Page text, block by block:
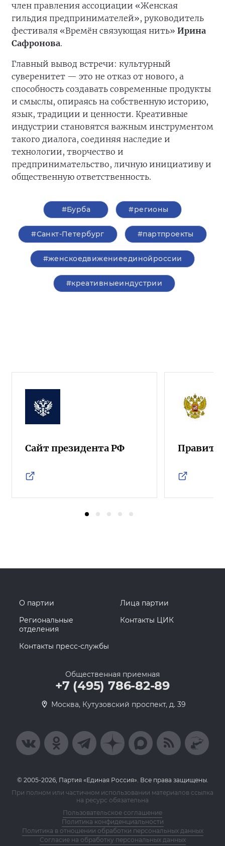
член правления ассоциации «Женская
гильдия предпринимателей», руководитель
фестиваля «Времён связующая нить» Ирина
Сафронова.
Главный вывод встречи: культурный
суверенитет — это не отказ от нового, а
способность создавать современные продукты
и смыслы, опираясь на собственную историю,
язык, традиции и ценности. Креативные
индустрии становятся важным инструментом
такого диалога, соединяя наследие и
технологии, творчество и
предпринимательство, личную инициативу и
общественную ответственность.
#Бурба #регионы
#Санкт-Петербург #партпроекты
#женскоедвижениеединойроссии
#креативныеиндустрии
Сайт президента РФ
О партии
Лица партии
Региональные
отделения
Контакты ЦИК
Контакты пресс-службы
Общественная приемная
+7 (495) 786-82-89
Москва, Кутузовский проспект, д. 39
© 2005-2026, Партия «Единая Россия». Все права защищены.
При полном или частичном использовании материалов ссылка
на ресурс обязательна
Пользовательское соглашение
Политика конфиденциальности
Политика в отношении обработки персональных данных
Согласие на обработку персональных данных